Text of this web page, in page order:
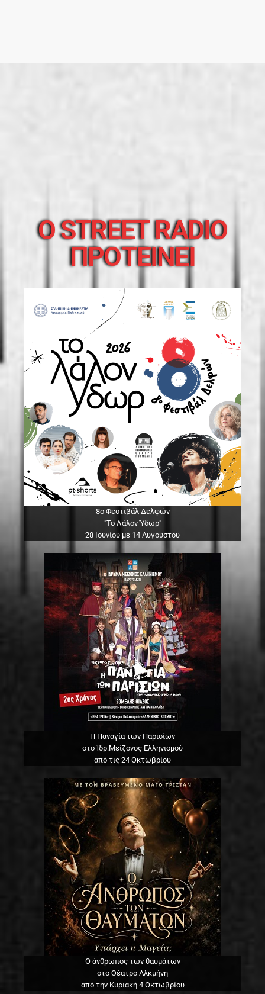
O STREET RADIO
ΠΡΟΤΕΙΝΕΙ
8ο Φεστιβάλ Δελφών
"Το Λάλον Ύδωρ"
28 Ιουνίου με 14 Αυγούστου
Η Παναγία των Παρισίων
στο Ίδρ.Μείζονος Ελληνισμού
από τις 24 Οκτωβρίου
Ο άνθρωπος των θαυμάτων
στο Θέατρο Αλκμήνη
από την Κυριακή 4 Οκτωβρίου